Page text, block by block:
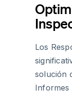
Los
solución
Informes